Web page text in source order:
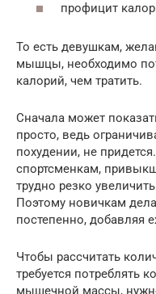
профицит
То есть девушкам,
мышцы, необходимо
калорий, чем тратить.
Сначала может
просто, ведь
похудении, не
спортсменкам,
трудно резко
Поэтому новичкам
постепенно, добавляя
Чтобы рассчитать
требуется потреблять
мышечной массы,